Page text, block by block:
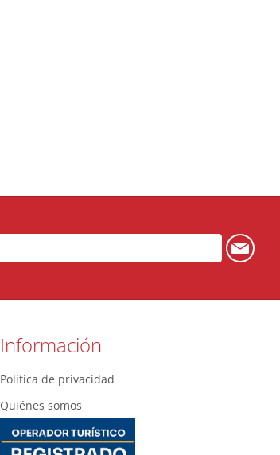
Información
Política de privacidad
Quiénes somos